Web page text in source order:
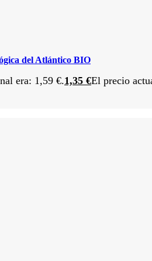
del Atlántico BIO
era: 1,59 €.1,35 €El precio